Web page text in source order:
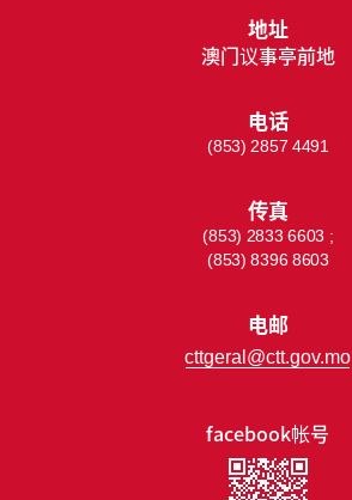
facebook帐号
地址
澳门议事亭前地
电话
(853) 2857 4491
传真
(853) 2833 6603 ;
(853) 8396 8603
电邮
cttgeral@ctt.gov.mo